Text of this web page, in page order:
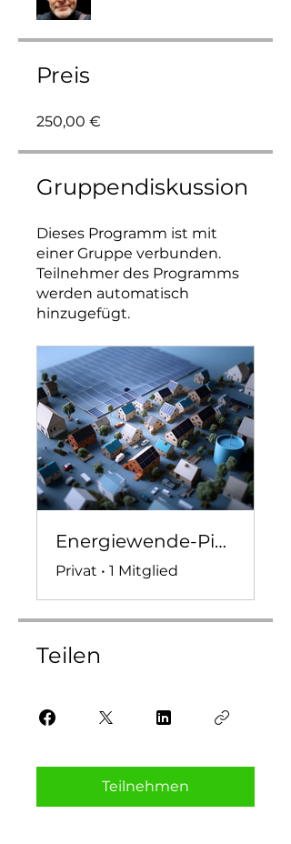
Preis
250,00 €
Gruppendiskussion
Dieses Programm ist mit
einer Gruppe verbunden.
Teilnehmer des Programms
werden automatisch
hinzugefügt.
Energiewende-Pioniere
Privat • 1 Mitglied
Teilen
Teilnehmen